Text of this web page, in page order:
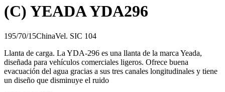
(C) YEADA YDA296
195/70/15ChinaVel. SIC 104
Llanta de carga. La YDA-296 es una llanta de la marca Yeada,
diseñada para vehículos comerciales ligeros. Ofrece buena
evacuación del agua gracias a sus tres canales longitudinales y tiene
un diseño que disminuye el ruido